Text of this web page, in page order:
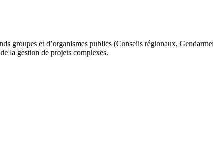
groupes et d’organismes publics (Conseils régionaux,
la gestion de projets complexes.